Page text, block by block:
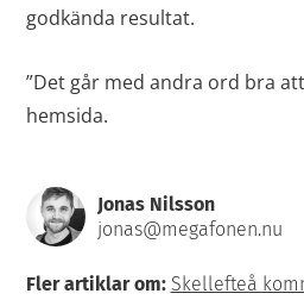
godkända resultat.
”Det går med andra ord bra
hemsida.
Jonas Nilsson
jonas@megafonen.nu
Fler artiklar om: Skellefteå